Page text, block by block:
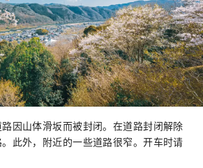
因山体滑坂而被封闭。在道路封闭解除
此外，附近的一些道路很窄。开车时请